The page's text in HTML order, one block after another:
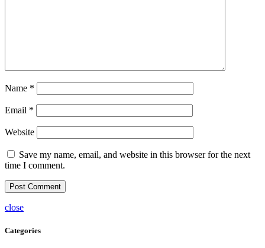
Name *
Email *
Website
Save my name, email, and website in this browser for the next
time I comment.
close
Categories